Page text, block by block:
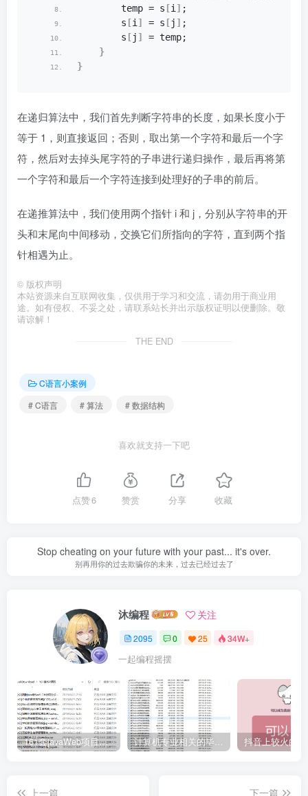
        temp = s
[i ] ;
        s
[i ] = s [j ] ;
        s
[j ]
= temp;
}
}
在递归算法中，我们首先判断字符串的长度，如果长度小于
等于 1，则直接返回；否则，取出第一个字符和最后一个字
符，然后对去掉头尾字符的子串进行递归操作，最后再将第
一个字符和最后一个字符连接到处理好的子串的前后。
在递推算法中，我们使用两个指针 i 和 j，分别从字符串的开
头和末尾向中间移动，交换它们所指向的字符，直到两个指
针相遇为止。
© 版权声明
本站资源来自互联网收集，仅供用于学习和交流，请勿用于商业用
途。如有侵权、不妥之处，请联系站长并出示版权证明以便删除。敬
请谅解！
THE END
C语言小案例
# C语言
# 算法 # 数据结构
喜欢就支持一下吧
点赞6 赞赏 分享 收藏
Stop cheating on your future with your past... it's over.
别再用你的过去欺骗你的未来，过去已经过去了
沐编程 关注
2095 0 25 34W+
一起编程摇摆
161套javaWeb项目源码免费分享 计算机专业相关的毕业设计论文合集免费下载
上一篇 下一篇